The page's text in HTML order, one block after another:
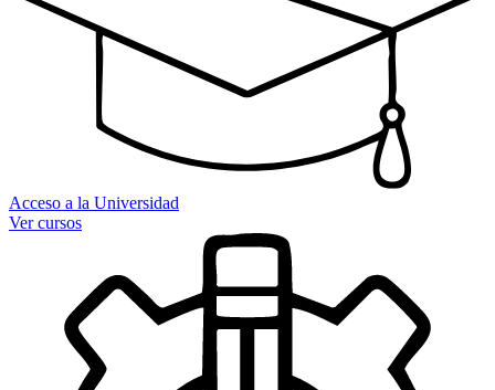
Acceso a la Universidad
Ver cursos